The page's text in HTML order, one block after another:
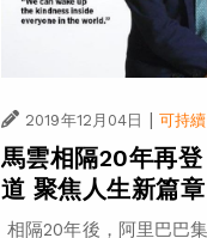
2019年12月04日 | 可持
馬雲相隔20年再
道 聚焦人生新篇章
相隔20年後，阿里巴巴